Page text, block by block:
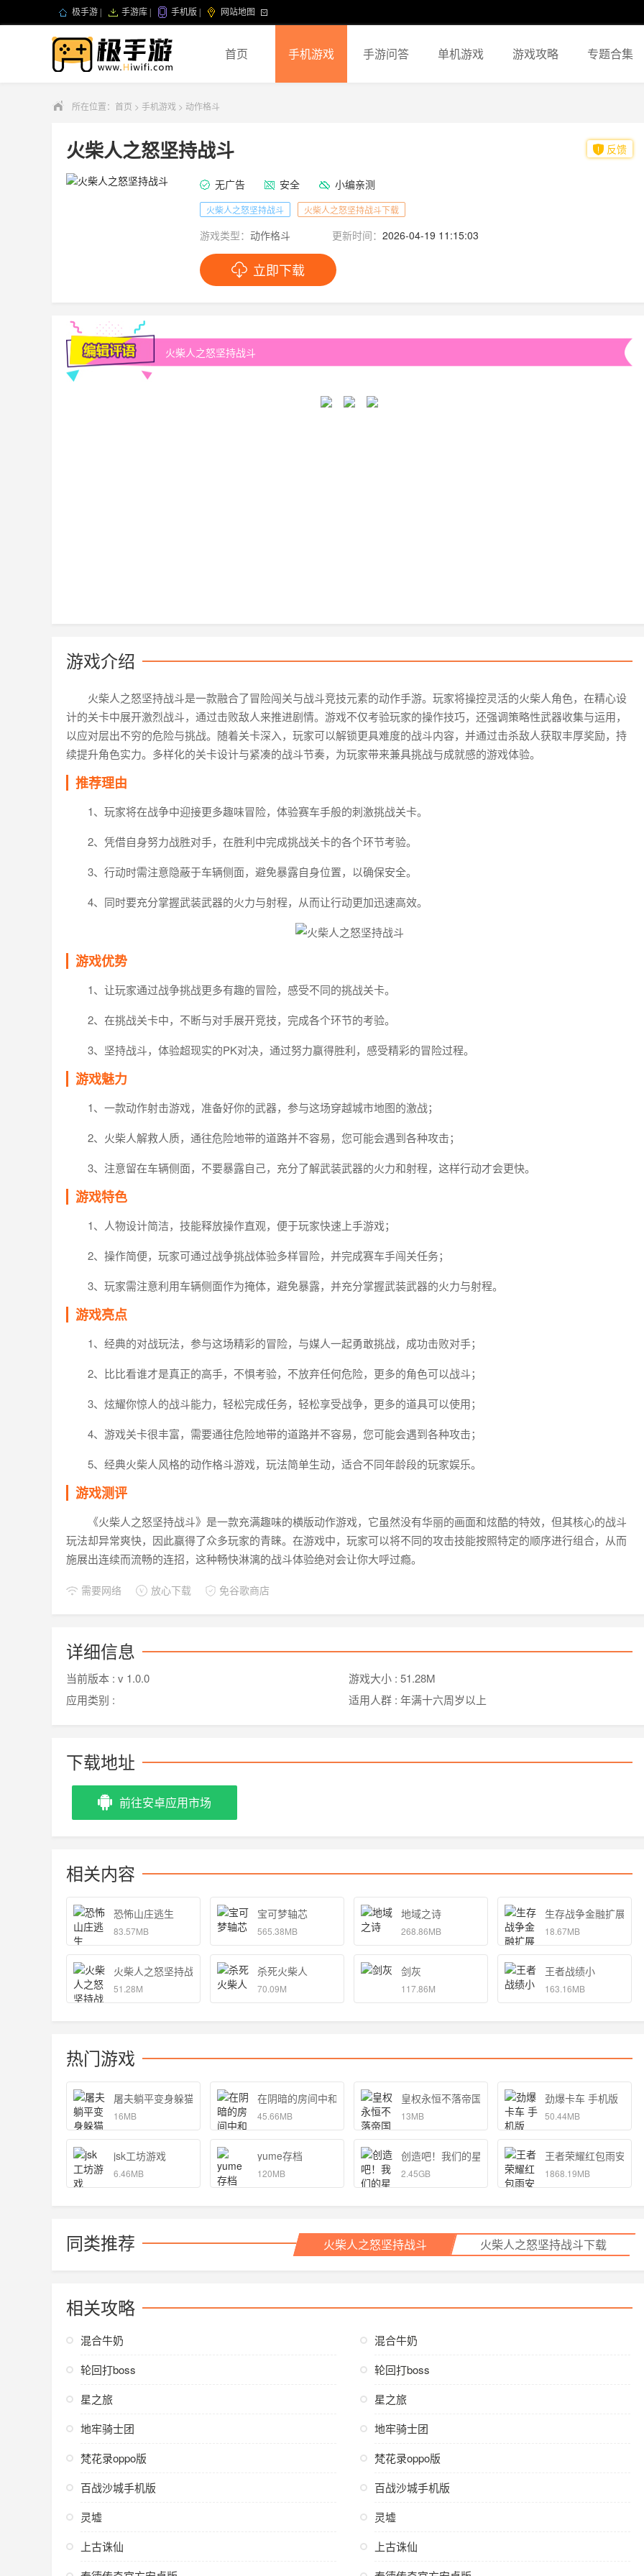
极手游 手游库 手机版 网站地图
首页 手机游戏 手游问答 单机游戏 游戏攻略 专题合集
所在位置： 首页 > 手机游戏 > 动作格斗
火柴人之怒坚持战斗
无广告 安全 小编亲测
火柴人之怒坚持战斗 火柴人之怒坚持战斗下载
游戏类型： 动作格斗 更新时间： 2026-04-19 11:15:03
立即下载
反馈
火柴人之怒坚持战斗
游戏介绍
火柴人之怒坚持战斗是一款融合了冒险闯关与战斗竞技元素的动作手游。玩家将操控灵活的火柴人角色，在精心设
计的关卡中展开激烈战斗，通过击败敌人来推进剧情。游戏不仅考验玩家的操作技巧，还强调策略性武器收集与运用，
以应对层出不穷的危险与挑战。随着关卡深入，玩家可以解锁更具难度的战斗内容，并通过击杀敌人获取丰厚奖励，持
续提升角色实力。多样化的关卡设计与紧凑的战斗节奏，为玩家带来兼具挑战与成就感的游戏体验。
推荐理由
1、玩家将在战争中迎接更多趣味冒险，体验赛车手般的刺激挑战关卡。
2、凭借自身努力战胜对手，在胜利中完成挑战关卡的各个环节考验。
3、行动时需注意隐蔽于车辆侧面，避免暴露自身位置，以确保安全。
4、同时要充分掌握武装武器的火力与射程，从而让行动更加迅速高效。
游戏优势
1、让玩家通过战争挑战更多有趣的冒险，感受不同的挑战关卡。
2、在挑战关卡中，不断与对手展开竞技，完成各个环节的考验。
3、坚持战斗，体验超现实的PK对决，通过努力赢得胜利，感受精彩的冒险过程。
游戏魅力
1、一款动作射击游戏，准备好你的武器，参与这场穿越城市地图的激战；
2、火柴人解救人质，通往危险地带的道路并不容易，您可能会遇到各种攻击；
3、注意留在车辆侧面，不要暴露自己，充分了解武装武器的火力和射程，这样行动才会更快。
游戏特色
1、人物设计简洁，技能释放操作直观，便于玩家快速上手游戏；
2、操作简便，玩家可通过战争挑战体验多样冒险，并完成赛车手闯关任务；
3、玩家需注意利用车辆侧面作为掩体，避免暴露，并充分掌握武装武器的火力与射程。
游戏亮点
1、经典的对战玩法，参与这场精彩的冒险，与媒人一起勇敢挑战，成功击败对手；
2、比比看谁才是真正的高手，不惧考验，不放弃任何危险，更多的角色可以战斗；
3、炫耀你惊人的战斗能力，轻松完成任务，轻松享受战争，更多的道具可以使用；
4、游戏关卡很丰富，需要通往危险地带的道路并不容易，您可能会遇到各种攻击；
5、经典火柴人风格的动作格斗游戏，玩法简单生动，适合不同年龄段的玩家娱乐。
游戏测评
《火柴人之怒坚持战斗》是一款充满趣味的横版动作游戏，它虽然没有华丽的画面和炫酷的特效，但其核心的战斗
玩法却异常爽快，因此赢得了众多玩家的青睐。在游戏中，玩家可以将不同的攻击技能按照特定的顺序进行组合，从而
施展出连续而流畅的连招，这种畅快淋漓的战斗体验绝对会让你大呼过瘾。
需要网络 放心下载 免谷歌商店
详细信息
当前版本 : v 1.0.0 游戏大小 : 51.28M
应用类别 :
适用人群 : 年满十六周岁以上
下载地址
前往安卓应用市场
相关内容
恐怖山庄逃生
83.57MB
宝可梦轴芯
565.38MB
地域之诗
268.86MB
生存战争金融扩展版
18.67MB
火柴人之怒坚持战斗
51.28M
杀死火柴人
70.09M
剑灰
117.86M
王者战绩小
163.16MB
热门游戏
屠夫躺平变身躲猫猫游戏安卓版 1.0
16MB
在阴暗的房间中和独孤的女孩子的物语 手机版
45.66MB
皇权永恒不落帝国官方
13MB
劲爆卡车 手机版
50.44MB
jsk工坊游戏
6.46MB
yume存档
120MB
创造吧！我们的星球
2.45GB
王者荣耀红包雨安卓
1868.19MB
同类推荐 火柴人之怒坚持战斗 火柴人之怒坚持战斗下载
相关攻略
混合牛奶
轮回打boss
星之旅
地牢骑士团
梵花录oppo版
百战沙城手机版
灵墟
上古诛仙
混合牛奶
轮回打boss
星之旅
地牢骑士团
梵花录oppo版
百战沙城手机版
灵墟
上古诛仙